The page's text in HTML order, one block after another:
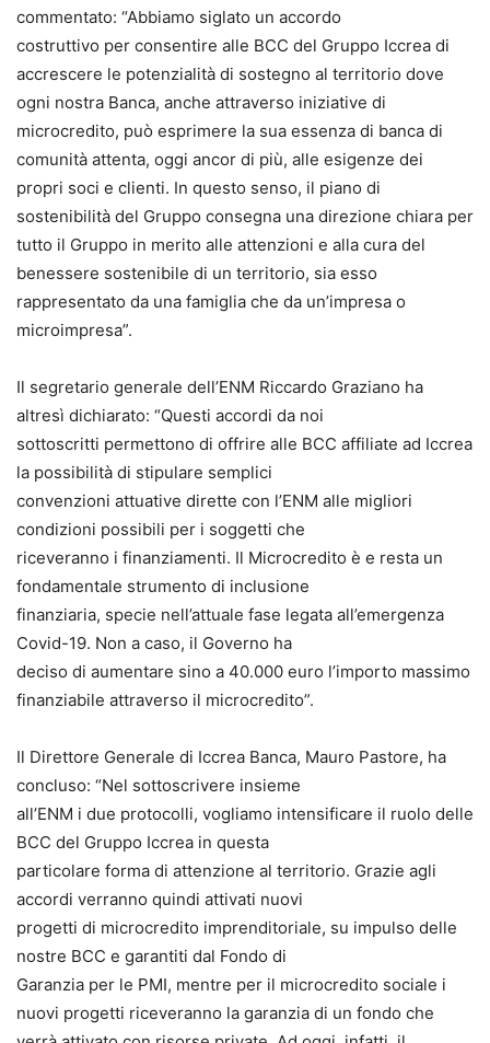
commentato: “Abbiamo siglato un accordo
costruttivo per consentire alle BCC del Gruppo Iccrea di
accrescere le potenzialità di sostegno al territorio dove
ogni nostra Banca, anche attraverso iniziative di
microcredito, può esprimere la sua essenza di banca di
comunità attenta, oggi ancor di più, alle esigenze dei
propri soci e clienti. In questo senso, il piano di
sostenibilità del Gruppo consegna una direzione chiara per
tutto il Gruppo in merito alle attenzioni e alla cura del
benessere sostenibile di un territorio, sia esso
rappresentato da una famiglia che da un’impresa o
microimpresa”.
Il segretario generale dell’ENM Riccardo Graziano ha
altresì dichiarato: “Questi accordi da noi
sottoscritti permettono di offrire alle BCC affiliate ad Iccrea
la possibilità di stipulare semplici
convenzioni attuative dirette con l’ENM alle migliori
condizioni possibili per i soggetti che
riceveranno i finanziamenti. Il Microcredito è e resta un
fondamentale strumento di inclusione
finanziaria, specie nell’attuale fase legata all’emergenza
Covid-19. Non a caso, il Governo ha
deciso di aumentare sino a 40.000 euro l’importo massimo
finanziabile attraverso il microcredito”.
Il Direttore Generale di Iccrea Banca, Mauro Pastore, ha
concluso: “Nel sottoscrivere insieme
all’ENM i due protocolli, vogliamo intensificare il ruolo delle
BCC del Gruppo Iccrea in questa
particolare forma di attenzione al territorio. Grazie agli
accordi verranno quindi attivati nuovi
progetti di microcredito imprenditoriale, su impulso delle
nostre BCC e garantiti dal Fondo di
Garanzia per le PMI, mentre per il microcredito sociale i
nuovi progetti riceveranno la garanzia di un fondo che